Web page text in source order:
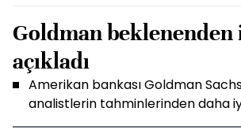
Goldman
açıkladı
Amerikan bankası Goldman
analistlerin tahminlerinden daha